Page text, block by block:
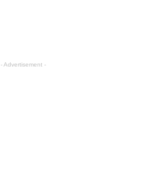
- Advertisement -